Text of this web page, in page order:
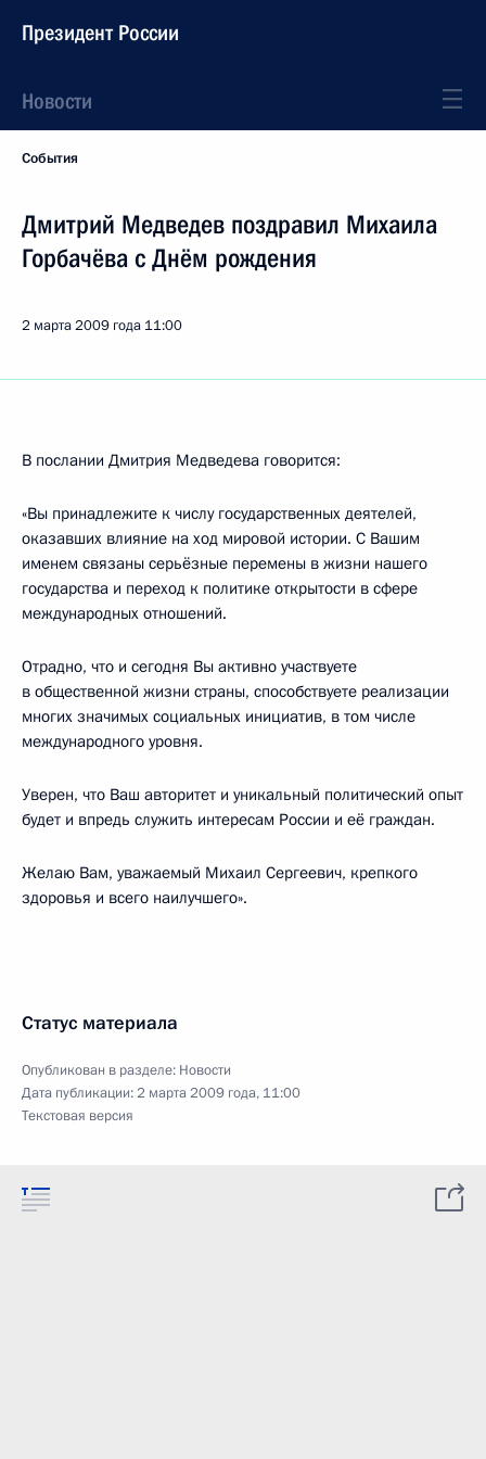
Президент России
Новости
События
Дмитрий Медведев поздравил Михаила
Горбачёва с Днём рождения
2 марта 2009 года 11:00
В послании Дмитрия Медведева говорится:
«Вы принадлежите к числу государственных деятелей,
оказавших влияние на ход мировой истории. С Вашим
именем связаны серьёзные перемены в жизни нашего
государства и переход к политике открытости в сфере
международных отношений.
Отрадно, что и сегодня Вы активно участвуете
в общественной жизни страны, способствуете реализации
многих значимых социальных инициатив, в том числе
международного уровня.
Уверен, что Ваш авторитет и уникальный политический опыт
будет и впредь служить интересам России и её граждан.
Желаю Вам, уважаемый Михаил Сергеевич, крепкого
здоровья и всего наилучшего».
Статус материала
Опубликован в разделе: Новости
Дата публикации:2 марта 2009 года, 11:00
Текстовая версия